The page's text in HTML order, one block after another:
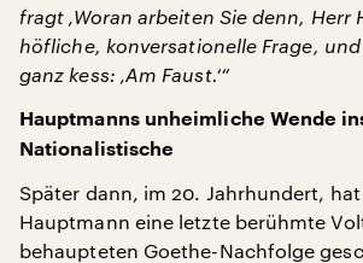
fragt ‚Woran arbeiten Sie denn, Herr
höfliche, konversationelle Frage,
ganz kess: ‚Am Faust.‘“
Hauptmanns unheimliche Wende
Nationalistische
Später dann, im 20. Jahrhundert, hat
Hauptmann eine letzte berühmte
behaupteten Goethe-Nachfolge